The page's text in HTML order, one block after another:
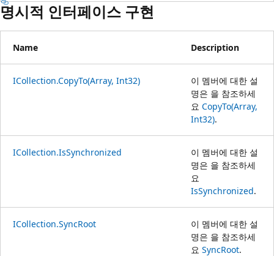
명시적 인터페이스 구현
Name Description
ICollection.CopyTo(Array, Int32)
이 멤버에 대한 설
명은 을 참조하세
요 CopyTo(Array,
Int32).
ICollection.IsSynchronized
이 멤버에 대한 설
명은 을 참조하세
요
IsSynchronized.
ICollection.SyncRoot
이 멤버에 대한 설
명은 을 참조하세
요 SyncRoot.